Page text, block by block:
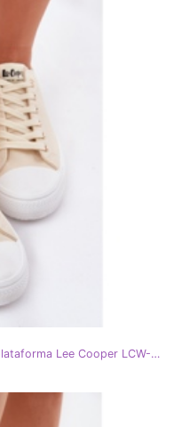
Zapatillas de deporte femeninas en la plataforma Lee Cooper LCW-24-44-2464L beige